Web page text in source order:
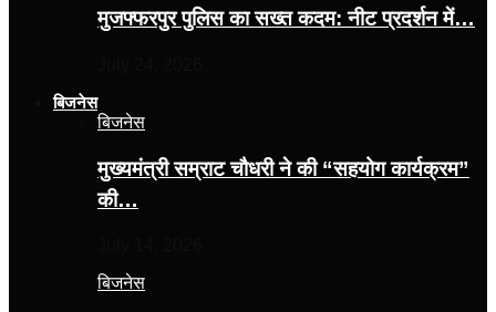
मुजफ्फरपुर पुलिस का सख्त कदम: नीट प्रदर्शन में…
बिजनेस
बिजनेस
मुख्यमंत्री सम्राट चौधरी ने की “सहयोग कार्यक्रम”
की…
बिजनेस